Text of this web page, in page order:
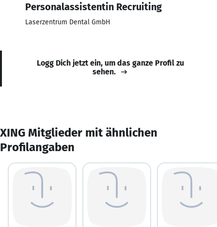
Personalassistentin Recruiting
Laserzentrum Dental GmbH
Logg Dich jetzt ein, um das ganze Profil zu
sehen.
XING Mitglieder mit ähnlichen
Profilangaben